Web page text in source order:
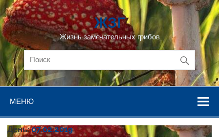
Перейти
к
содержимому
ЖЗГ
Жизнь замечательных грибов
МЕНЮ
День:07.02.2019